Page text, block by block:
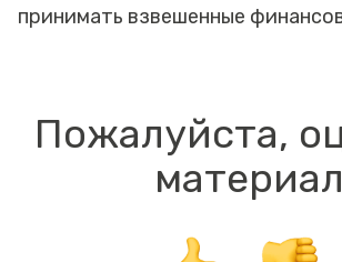
принимать взвешенные
Пожалуйста,
материал